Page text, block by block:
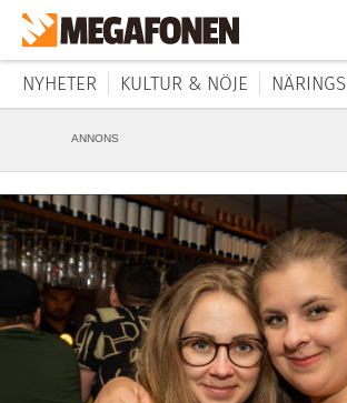
NYHETER KULTUR & NÖJE
ANNONS